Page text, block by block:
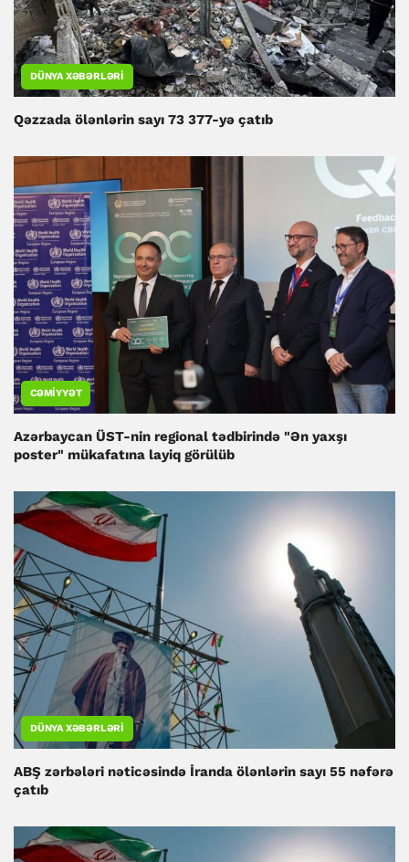
DÜNYA XƏBƏRLƏRI
Qəzzada ölənlərin sayı 73 377-yə çatıb
CƏMIYYƏT
Azərbaycan ÜST-nin regional tədbirində "Ən yaxşı
poster" mükafatına layiq görülüb
DÜNYA XƏBƏRLƏRI
ABŞ zərbələri nəticəsində İranda ölənlərin sayı 55 nəfərə
çatıb